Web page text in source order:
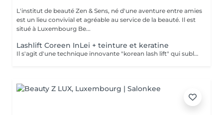
L'institut de beauté Zen & Sens, né d'une aventure entre amies
est un lieu convivial et agréable au service de la beauté. Il est
situé à Luxembourg Be...
Lashlift Coreen InLei + teinture et keratine
Il s'agit d'une technique innovante "korean lash lift" qui sublime et réhausse les cils sans avoir recours à de faux cils. Vos cils sont galbés, plus intenses. Votre regard sera éclatant, plus jeune et pétillant. Tous les produits utilisés sont controlés, certifiés selon les normes européennes, et fabriqués en Italie.